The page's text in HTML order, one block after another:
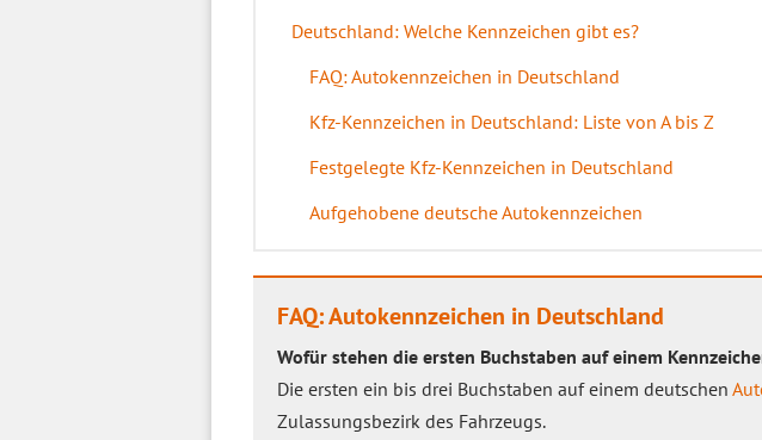
Deutschland: Welche Kennzeichen gibt es?
FAQ: Autokennzeichen in Deutschland
Kfz-Kennzeichen in Deutschland: Liste von A bis Z
Festgelegte Kfz-Kennzeichen in Deutschland
Aufgehobene deutsche Autokennzeichen
FAQ: Autokennzeichen in Deutschland
Wofür stehen die ersten Buchstaben auf einem
Die ersten ein bis drei Buchstaben auf einem deutschen
Zulassungsbezirk des Fahrzeugs.